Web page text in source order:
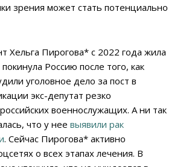
зрения может стать потенциально
Хельга Пирогова* с 2022 года жила
Россию после того, как
уголовное дело за пост в
экс-депутат резко
военнослужащих. А ни так
что у нее выявили рак
. Сейчас Пирогова* активно
о всех этапах лечения. В